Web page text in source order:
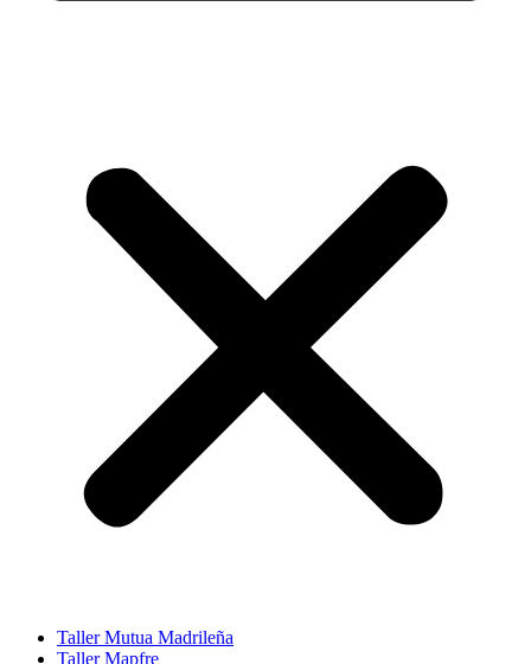
Taller Mutua Madrileña
Taller Mapfre